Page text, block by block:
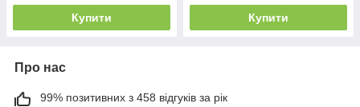
Купити Купити
Про нас
99% позитивних з 458 відгуків за рік